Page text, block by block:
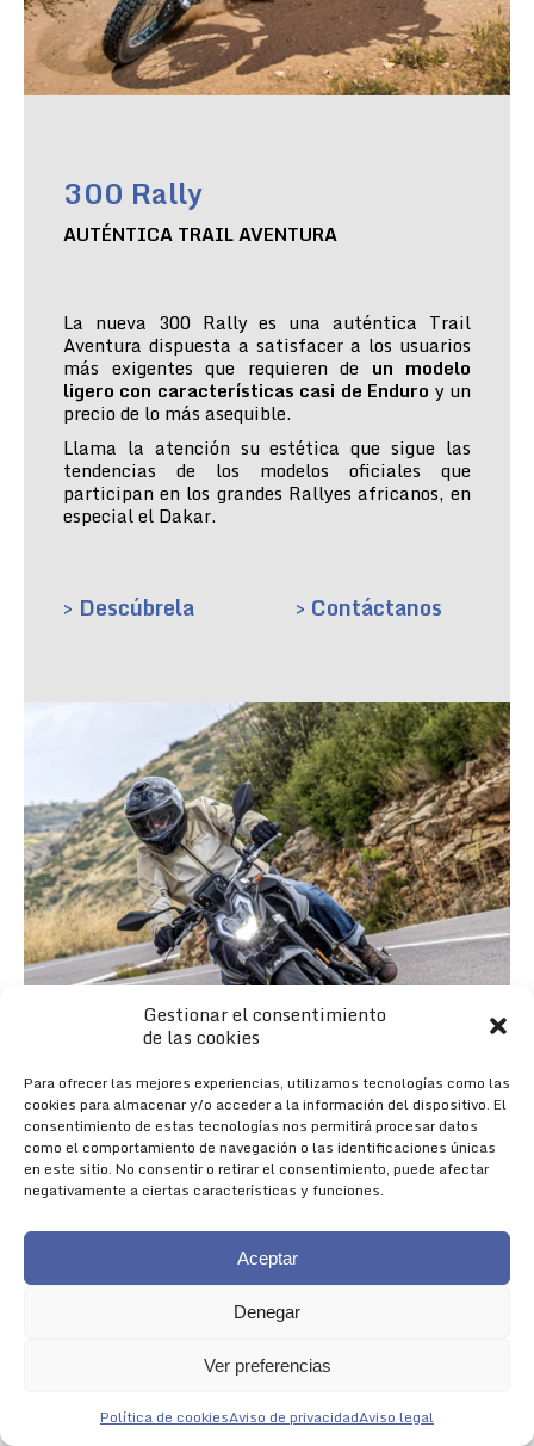
Gestionar el consentimiento
de las cookies
Para ofrecer las mejores experiencias, utilizamos tecnologías como las
cookies para almacenar y/o acceder a la información del dispositivo. El
consentimiento de estas tecnologías nos permitirá procesar datos
como el comportamiento de navegación o las identificaciones únicas
en este sitio. No consentir o retirar el consentimiento, puede afectar
negativamente a ciertas características y funciones.
Aceptar
Denegar
Ver preferencias
Política de cookiesAviso de privacidadAviso legal
300 Rally
AUTÉNTICA TRAIL AVENTURA
La nueva 300 Rally es una auténtica Trail
Aventura dispuesta a satisfacer a los usuarios
más exigentes que requieren de un modelo
ligero con características casi de Enduro y un
precio de lo más asequible.
Llama la atención su estética que sigue las
tendencias de los modelos oficiales que
participan en los grandes Rallyes africanos, en
especial el Dakar.
> Descúbrela > Contáctanos
NACIDA PARA IMPRESIONAR